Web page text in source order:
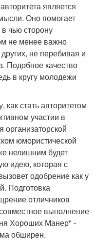
является
Оно помогает
чью сторону
не менее важно
не перебивая и
Подобное качество
в кругу молодежи
стать авторитетом
участии в
юмористической
нелишним будет
идею, которая с
одобрение как у
Подготовка
отличников
выполнение
Хороших Манер" -
обширен.